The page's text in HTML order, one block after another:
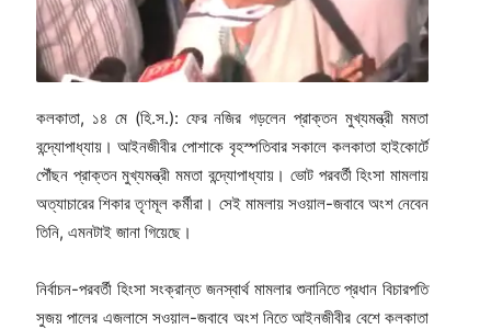
কলকাতা, ১৪ মে (হি.স.): ফের নজির গড়লেন প্রাক্তন মুখ্যমন্ত্রী মমতা
বন্দ্যোপাধ্যায়। আইনজীবীর পোশাকে বৃহস্পতিবার সকালে কলকাতা হাইকোর্টে
পৌঁছন প্রাক্তন মুখ্যমন্ত্রী মমতা বন্দ্যোপাধ্যায়। ভোট পরবর্তী হিংসা মামলায়
অত্যাচারের শিকার তৃণমূল কর্মীরা। সেই মামলায় সওয়াল-জবাবে অংশ নেবেন
তিনি, এমনটাই জানা গিয়েছে।
নির্বাচন-পরবর্তী হিংসা সংক্রান্ত জনস্বার্থ মামলার শুনানিতে প্রধান বিচারপতি
সুজয় পালের এজলাসে সওয়াল-জবাবে অংশ নিতে আইনজীবীর বেশে কলকাতা